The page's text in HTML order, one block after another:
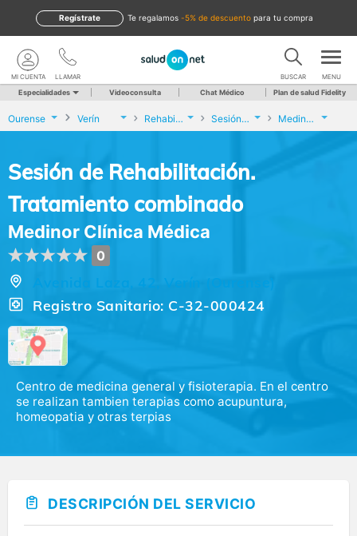
te regalamos -5% de descuento para tu compra
Regístrate
LLAMAR
MI CUENTA BUSCAR MENU
Especialidades Videoconsulta Chat Médico Plan de salud Fidelity
Ourense Verín Rehabilitación Sesión de Rehabilitación. Tratamiento combinado Medinor Clínica Médica
Sesión de Rehabilitación.
Tratamiento combinado
Medinor Clínica Médica
0
Avenida Laza, 42, Verín (Ourense)
Registro Sanitario: C-32-000424
Centro de medicina general y fisioterapia. En el centro
se realizan tambien terapias como acupuntura,
homeopatia y otras terpias
DESCRIPCIÓN DEL SERVICIO